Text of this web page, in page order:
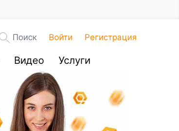
Поиск Войти Регистрация
Видео Услуги